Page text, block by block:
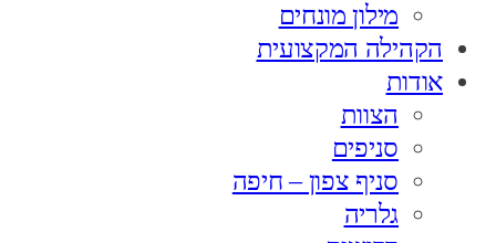
מילון מונחים
הקהילה המקצועית
אודות
הצוות
סניפים
סניף צפון – חיפה
גלריה